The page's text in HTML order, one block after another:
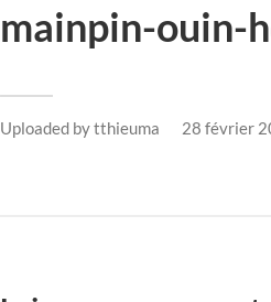
mainpin-ouin-
Uploaded bytthieuma 28 février